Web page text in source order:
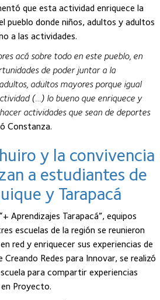
que esta actividad enriquece la
pueblo donde niños, adultos y adultos
a las actividades.
acá sobre todo en este pueblo, en
de poder juntar a la
adultos mayores porque igual
(…) lo bueno que enriquece y
actividades que sean de deportes
Constanza.
y la convivencia
a estudiantes de
y Tarapacá
Aprendizajes Tarapacá”, equipos
escuelas de la región se reunieron
red y enriquecer sus experiencias de
Redes para Innovar, se realizó
para compartir experiencias
Proyecto.